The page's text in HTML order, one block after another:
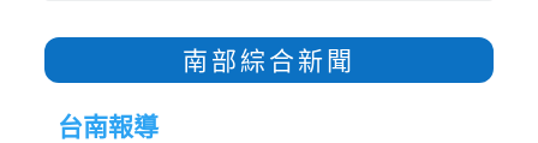
南部綜合新聞
台南報導